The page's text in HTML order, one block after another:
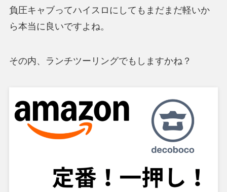
負圧キャブってハイスロにしてもまだまだ軽いか
ら本当に良いですよね。
その内、ランチツーリングでもしますかね？